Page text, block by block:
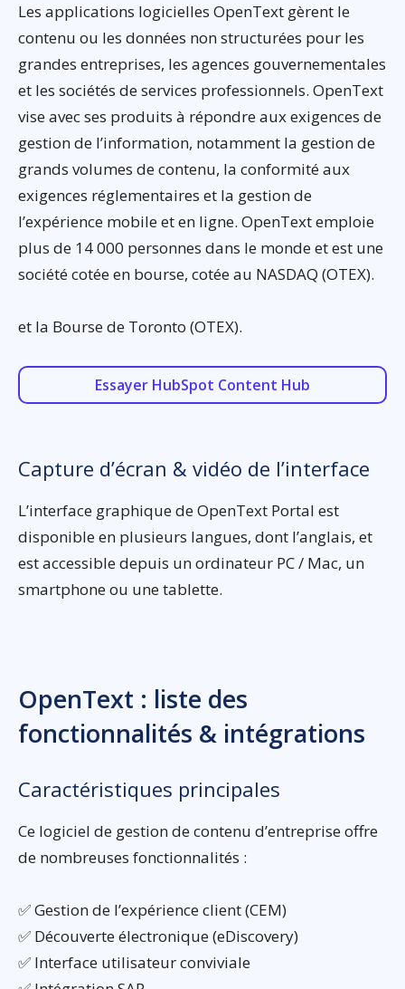
Les applications logicielles OpenText gèrent le
contenu ou les données non structurées pour les
grandes entreprises, les agences gouvernementales
et les sociétés de services professionnels. OpenText
vise avec ses produits à répondre aux exigences de
gestion de l’information, notamment la gestion de
grands volumes de contenu, la conformité aux
exigences réglementaires et la gestion de
l’expérience mobile et en ligne. OpenText emploie
plus de 14 000 personnes dans le monde et est une
société cotée en bourse, cotée au NASDAQ (OTEX).
et la Bourse de Toronto (OTEX).
Essayer HubSpot Content Hub
Capture d’écran & vidéo de l’interface
L’interface graphique de OpenText Portal est
disponible en plusieurs langues, dont l’anglais, et
est accessible depuis un ordinateur PC / Mac, un
smartphone ou une tablette.
OpenText : liste des
fonctionnalités & intégrations
Caractéristiques principales
Ce logiciel de gestion de contenu d’entreprise offre
de nombreuses fonctionnalités :
✅ Gestion de l’expérience client (CEM)
✅ Découverte électronique (eDiscovery)
✅ Interface utilisateur conviviale